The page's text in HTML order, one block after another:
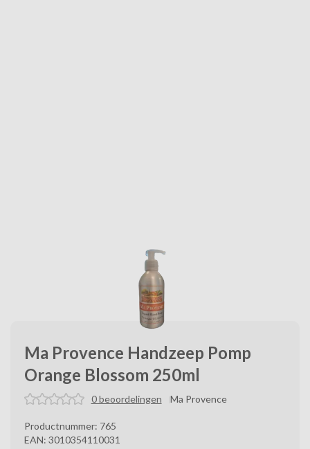
Ma Provence Handzeep Pomp
Orange Blossom 250ml
0 beoordelingen Ma Provence
Productnummer: 765
EAN: 3010354110031